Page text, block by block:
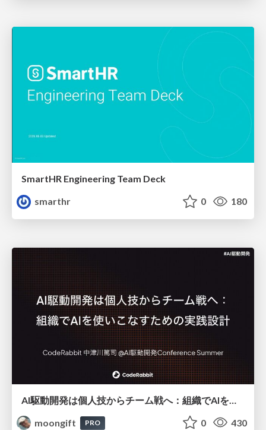
SmartHR Engineering Team Deck
smarthr
0 180
moongift
PRO 0 430